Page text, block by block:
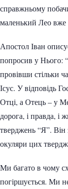
справжньому
маленький Лео вже
Апостол Іван
попросив у Нього:
провівши стільки
Ісус. У відповідь
Отці, а Отець – у
дорога, і правда, і
тверджень “Я”. Він
окуляри цих
Ми багато в чому
погіршується. Ми